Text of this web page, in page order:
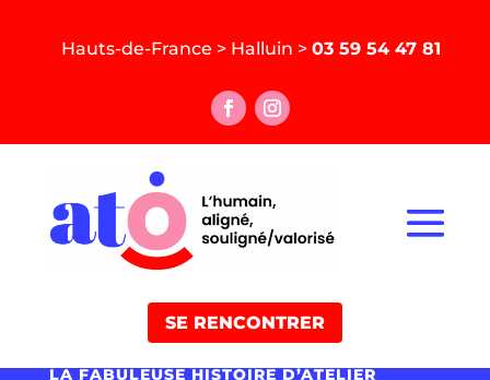
Hauts-de-France > Halluin > 03 59 54 47 81
SE RENCONTRER
LA FABULEUSE HISTOIRE D’ATELIER